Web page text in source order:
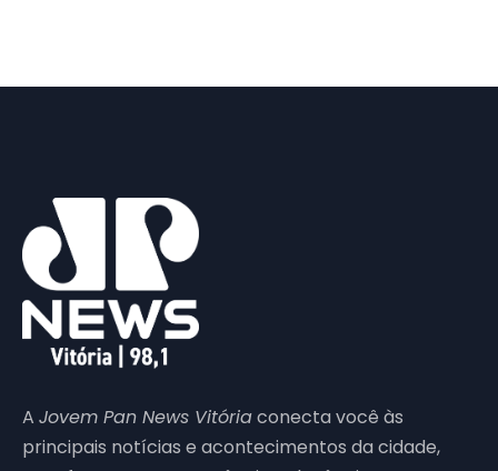
A Jovem Pan News Vitóriaconecta você às
principais notícias e acontecimentos da cidade,